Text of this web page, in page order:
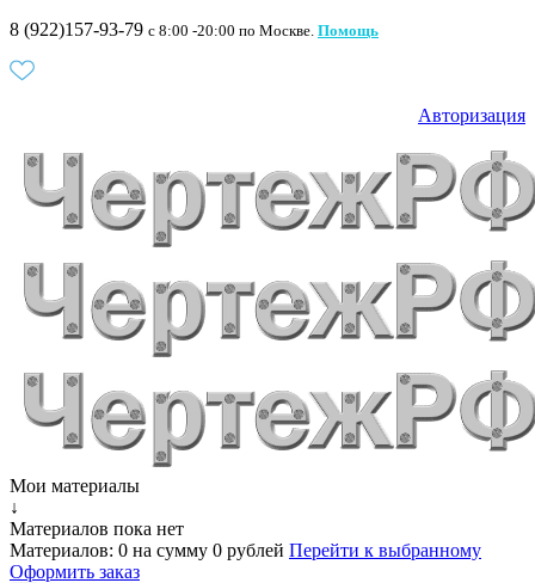
8 (922)157-93-79 c 8:00 -20:00 по Москве. Помощь
Авторизация
Мои материалы
↓
Материалов пока нет
Материалов: 0 на сумму 0 рублей Перейти к выбранному
Оформить заказ